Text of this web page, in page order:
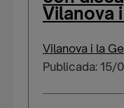
Vilanova
Vilanova i la
Publicada: 15/